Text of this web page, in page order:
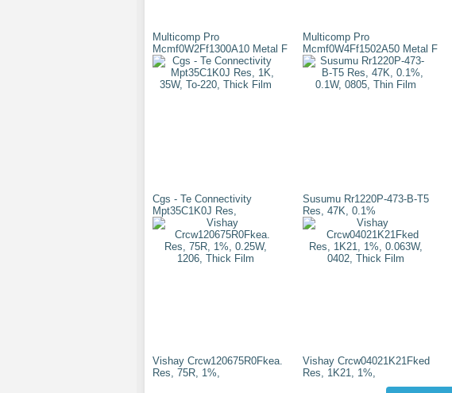
Multicomp Pro
Mcmf0W2Ff1300A10 Metal F
Multicomp Pro
Mcmf0W4Ff1502A50 Metal F
Cgs - Te Connectivity
Mpt35C1K0J Res,
Susumu Rr1220P-473-B-T5
Res, 47K, 0.1%
Vishay Crcw120675R0Fkea.
Res, 75R, 1%,
Vishay Crcw04021K21Fked
Res, 1K21, 1%,